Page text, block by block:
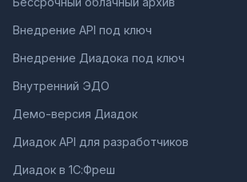
Внедрение API под ключ
Внедрение Диадока под ключ
Внутренний ЭДО
Демо-версия Диадок
Диадок API для разработчиков
Диадок в 1С:Фреш